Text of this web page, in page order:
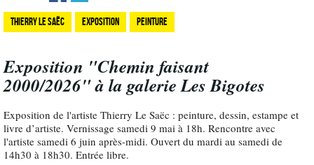
Thierry Le Saëc Exposition Peinture
Exposition "Chemin faisant
2000/2026" à la galerie Les Bigotes
Exposition de l'artiste Thierry Le Saëc : peinture, dessin, estampe et
livre d’artiste. Vernissage samedi 9 mai à 18h. Rencontre avec
l'artiste samedi 6 juin après-midi. Ouvert du mardi au samedi de
14h30 à 18h30. Entrée libre.